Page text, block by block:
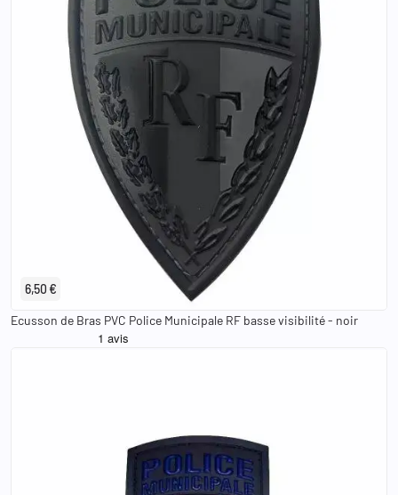
6,50 €
Ecusson de Bras PVC Police Municipale RF basse visibilité - noir